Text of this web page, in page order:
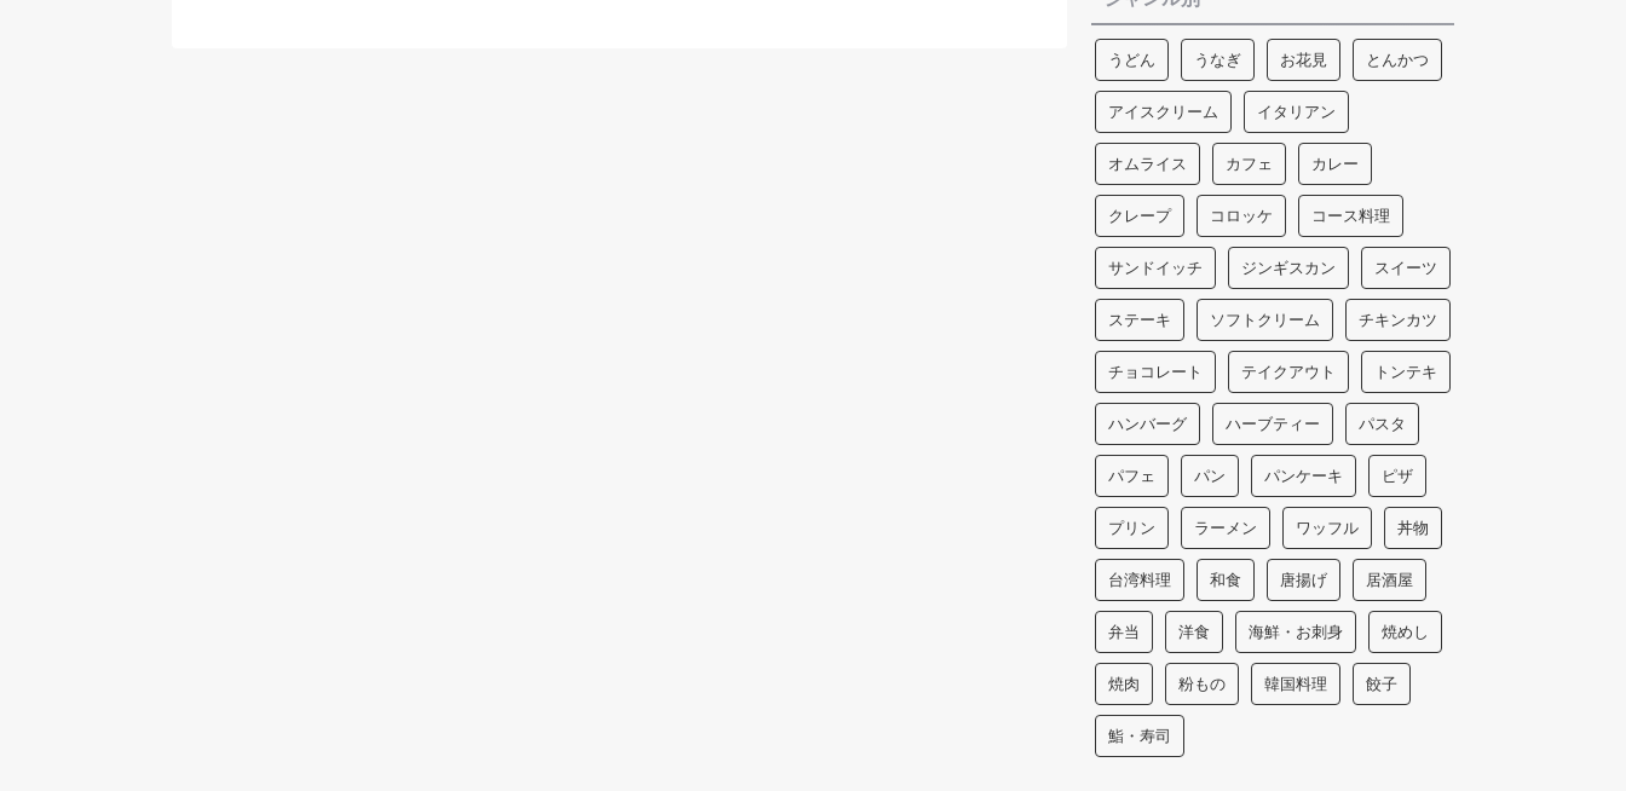
うどん うなぎ お花見 とんかつ
アイスクリーム イタリアン
オムライス カフェ カレー
クレープ コロッケ コース料理
サンドイッチ ジンギスカン スイーツ
ステーキ ソフトクリーム チキンカツ
チョコレート テイクアウト トンテキ
ハンバーグ ハーブティー パスタ
パフェ パン パンケーキ ピザ
プリン ラーメン ワッフル 丼物
台湾料理 和食 唐揚げ 居酒屋
弁当 洋食 海鮮・お刺身 焼めし
焼肉 粉もの 韓国料理 餃子
鮨・寿司